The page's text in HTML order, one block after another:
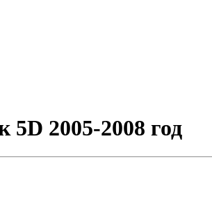
2005-2008 год